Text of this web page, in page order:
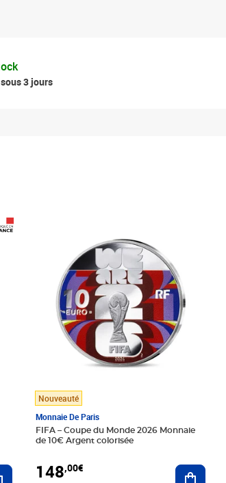
3 jours
Ajouter au panier
Nouveauté
Monnaie De Paris
FIFA – Coupe du Monde 2026 Monnaie
de 10€ Argent colorisée
148,00€